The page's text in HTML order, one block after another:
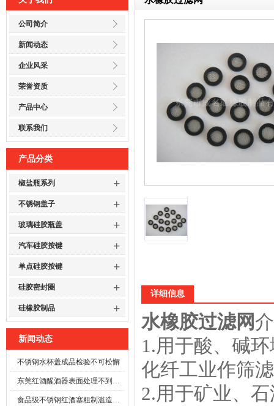
公司简介
新闻动态
企业风采
荣誉资质
产品中心
联系我们
产品分类
椒盐瓶系列 +
不锈钢盖子 +
玻璃硅胶瓶盖 +
汽车硅胶按键 +
单点硅胶按键 +
硅胶密封圈 +
硅橡胶制品 +
新闻动态
不锈钢水杯盖成品检验不可松懈
东莞红酒醒酒器表面处理不到位时
食品级不锈钢红酒塞粗制滥造可能酿成事故
详细信息
水橡胶过滤网
1.用于酸、碱
化纤工业作筛
2.用于矿业、